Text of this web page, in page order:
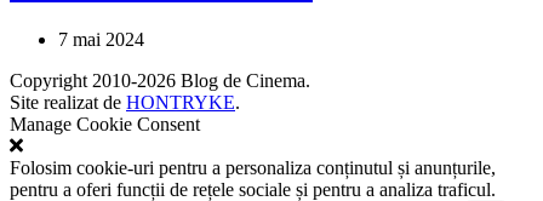
7 mai 2024
Copyright 2010-2026 Blog de Cinema.
Site realizat de HONTRYKE.
Manage Cookie Consent
Folosim cookie-uri pentru a personaliza conținutul și anunțurile,
pentru a oferi funcții de rețele sociale și pentru a analiza traficul.